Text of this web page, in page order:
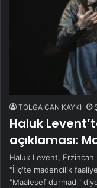
TOLGA CAN KAYKI
Haluk
açıklaması:
Haluk Levent, Erzincan
"İliç'te madencilik
"Maalesef durmadı"